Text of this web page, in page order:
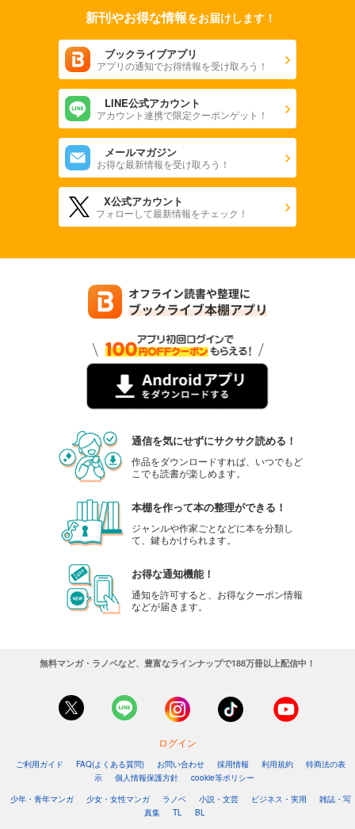
新刊やお得な情報をお届けします！
ブックライブアプリ
アプリの通知でお得情報を受け取ろう！
LINE公式アカウント
アカウント連携で限定クーポンゲット！
メールマガジン
お得な最新情報を受け取ろう！
X公式アカウント
フォローして最新情報をチェック！
通信を気にせずにサクサク読める！
作品をダウンロードすれば、いつでもど
こでも読書が楽しめます。
本棚を作って本の整理ができる！
ジャンルや作家ごとなどに本を分類し
て、鍵もかけられます。
お得な通知機能！
通知を許可すると、お得なクーポン情報
などが届きます。
無料マンガ・ラノベなど、豊富なラインナップで188万冊以上配信中！
ログイン
ご利用ガイド FAQ(よくある質問) お問い合わせ 採用情報 利用規約
特商法の表
示
個人情報保護方針
cookie等ポリシー
少年・青年マンガ
少女・女性マンガ ラノベ 小説・文芸 ビジネス・実用
雑誌・写
真集
TL BL